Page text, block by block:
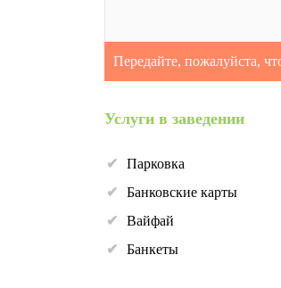
Передайте, пожалуйста,
Услуги в заведении
Парковка
Банковские карты
Вайфай
Банкеты